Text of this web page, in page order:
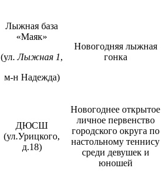
Лыжная база
«Маяк»
(ул.Лыжная 1,
м-н Надежда)
Новогодняя лыжная
гонка
ДЮСШ
(ул.Урицкого,
д.18)
Новогоднее открытое
личное первенство
городского округа по
настольному теннису
среди девушек и
юношей